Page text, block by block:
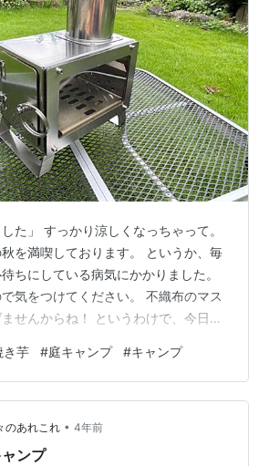
た」 すっかり涼しくなっちゃって。
を満喫しております。 というか、毎
ちにしている病気にかかりました。
気をつけてください。 不織布のマス
せんからね！ というわけで、今日も
トーブになります。 反対側も。 五徳
ので、槇塚鉄工所のフライパンディ
ちょうど良くのります。 何かやりた
いてみた時の動画です。 一気にどう
さいっこーーーに美味しい芋が
き芋 #庭キャンプ #キャンプ
のあれこれ • 4年前
ンプ